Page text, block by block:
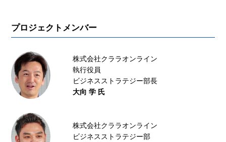
プロジェクトメンバー
株式会社クララオンライン
執行役員
ビジネスストラテジー部長
大向 学 氏
株式会社クララオンライン
ビジネスストラテジー部